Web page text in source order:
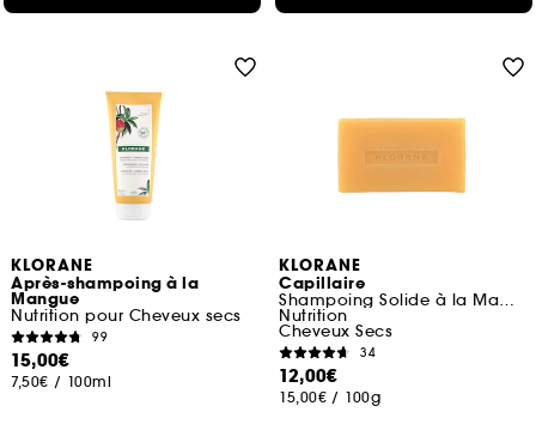
KLORANE
Après-shampoing à la
Mangue
Nutrition pour Cheveux secs
99
15,00€
7,50€ / 100ml
KLORANE
Capillaire
Shampoing Solide à la Mangue
Nutrition
Cheveux Secs
34
12,00€
15,00€ / 100g